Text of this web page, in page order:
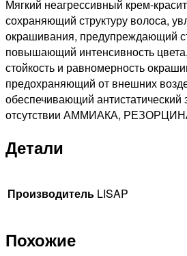
Мягкий неагрессивный крем-
сохраняющий структуру волоса,
окрашивания, предупреждающий
повышающий интенсивность
стойкость и равномерность
предохраняющий от внешних
обеспечивающий
отсутствии АММИАКА,
Детали
Производитель LISAP
Похожие